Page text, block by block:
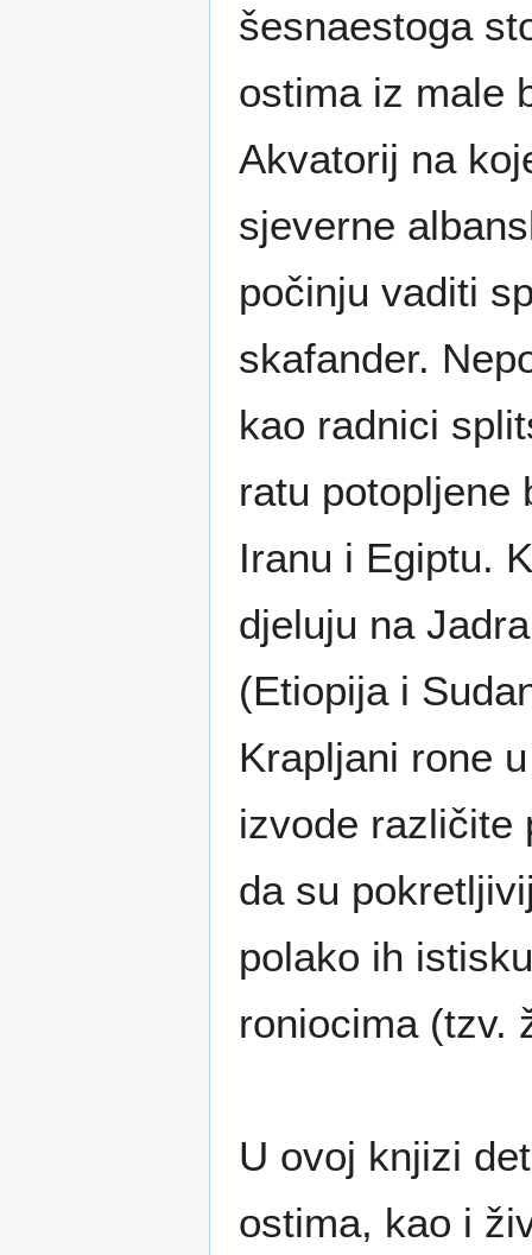
šesnaestoga
ostima iz male
Akvatorij na
sjeverne
počinju vaditi
skafander.
kao radnici
ratu potopljene
Iranu i Egiptu.
djeluju na
(Etiopija i
Krapljani rone
izvode različite
da su
polako ih
roniocima (tzv.
U ovoj knjizi
ostima, kao i